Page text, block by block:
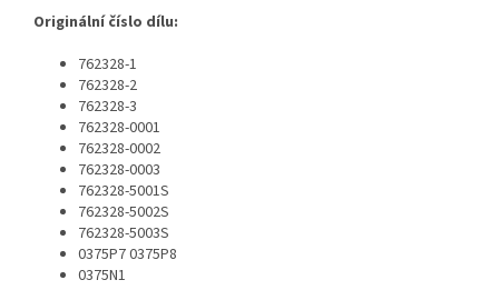
Originální číslo dílu:
762328-1
762328-2
762328-3
762328-0001
762328-0002
762328-0003
762328-5001S
762328-5002S
762328-5003S
0375P7 0375P8
0375N1